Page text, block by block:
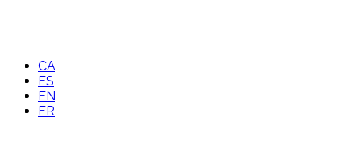
CA
ES
EN
FR